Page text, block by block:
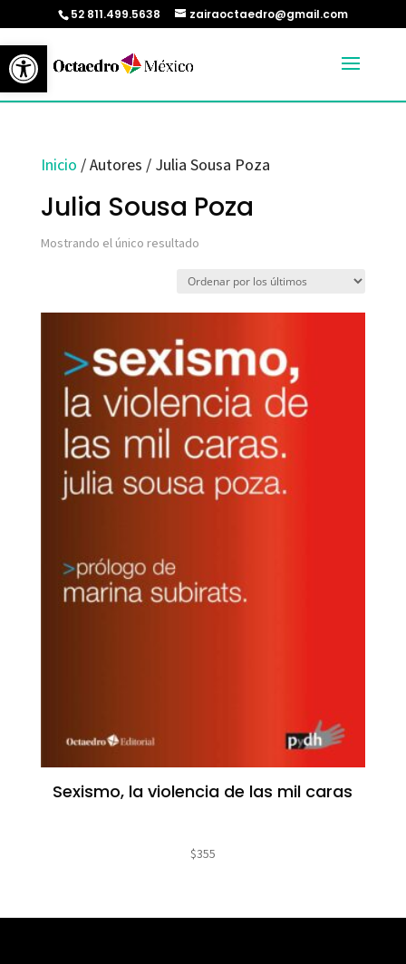
Abrir barra de herramientas
52 811.499.5638 zairaoctaedro@gmail.com
Inicio / Autores / Julia Sousa Poza
Julia Sousa Poza
Mostrando el único resultado
Sexismo, la violencia de las mil caras
$355